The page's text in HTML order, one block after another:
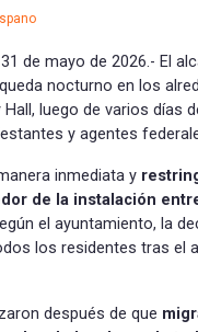
de mayo de 2026.- El
nocturno en los
luego de varios días
y agentes
inmediata y
de la instalación
el ayuntamiento, la
los residentes tras el
después de que